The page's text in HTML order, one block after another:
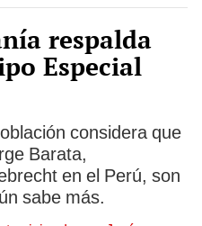
respalda
Especial
considera que
Barata,
en el Perú, son
sabe más.